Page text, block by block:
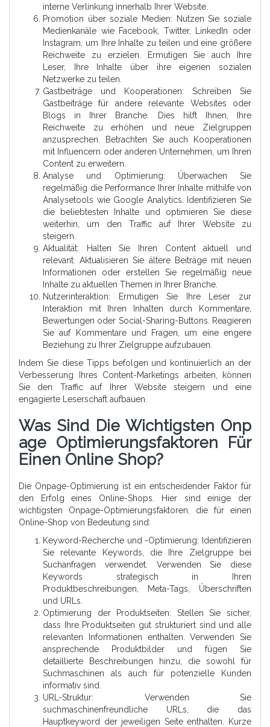
interne Verlinkung innerhalb Ihrer Website.
Promotion über soziale Medien: Nutzen Sie soziale
Medienkanäle wie Facebook, Twitter, LinkedIn oder
Instagram, um Ihre Inhalte zu teilen und eine größere
Reichweite zu erzielen. Ermutigen Sie auch Ihre
Leser, Ihre Inhalte über ihre eigenen sozialen
Netzwerke zu teilen.
Gastbeiträge und Kooperationen: Schreiben Sie
Gastbeiträge für andere relevante Websites oder
Blogs in Ihrer Branche. Dies hilft Ihnen, Ihre
Reichweite zu erhöhen und neue Zielgruppen
anzusprechen. Betrachten Sie auch Kooperationen
mit Influencern oder anderen Unternehmen, um Ihren
Content zu erweitern.
Analyse und Optimierung: Überwachen Sie
regelmäßig die Performance Ihrer Inhalte mithilfe von
Analysetools wie Google Analytics. Identifizieren Sie
die beliebtesten Inhalte und optimieren Sie diese
weiterhin, um den Traffic auf Ihrer Website zu
steigern.
Aktualität: Halten Sie Ihren Content aktuell und
relevant. Aktualisieren Sie ältere Beiträge mit neuen
Informationen oder erstellen Sie regelmäßig neue
Inhalte zu aktuellen Themen in Ihrer Branche.
Nutzerinteraktion: Ermutigen Sie Ihre Leser zur
Interaktion mit Ihren Inhalten durch Kommentare,
Bewertungen oder Social-Sharing-Buttons. Reagieren
Sie auf Kommentare und Fragen, um eine engere
Beziehung zu Ihrer Zielgruppe aufzubauen.
Indem Sie diese Tipps befolgen und kontinuierlich an der
Verbesserung Ihres Content-Marketings arbeiten, können
Sie den Traffic auf Ihrer Website steigern und eine
engagierte Leserschaft aufbauen.
Was Sind Die Wichtigsten Onp
Age Optimierungsfaktoren Für
Einen Online Shop?
Die Onpage-Optimierung ist ein entscheidender Faktor für
den Erfolg eines Online-Shops. Hier sind einige der
wichtigsten Onpage-Optimierungsfaktoren, die für einen
Online-Shop von Bedeutung sind:
Keyword-Recherche und -Optimierung: Identifizieren
Sie relevante Keywords, die Ihre Zielgruppe bei
Suchanfragen verwendet. Verwenden Sie diese
Keywords strategisch in Ihren
Produktbeschreibungen, Meta-Tags, Überschriften
und URLs.
Optimierung der Produktseiten: Stellen Sie sicher,
dass Ihre Produktseiten gut strukturiert sind und alle
relevanten Informationen enthalten. Verwenden Sie
ansprechende Produktbilder und fügen Sie
detaillierte Beschreibungen hinzu, die sowohl für
Suchmaschinen als auch für potenzielle Kunden
informativ sind.
URL-Struktur: Verwenden Sie
suchmaschinenfreundliche URLs, die das
Hauptkeyword der jeweiligen Seite enthalten. Kurze